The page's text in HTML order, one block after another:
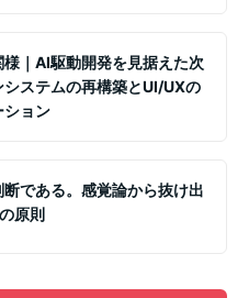
様｜AI駆動開発を見据えた次
システムの再構築とUI/UXの
ション
である。感覚論から抜け出
原則